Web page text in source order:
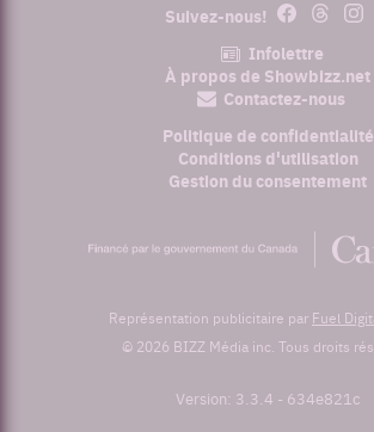
Suivez-nous! FacebookThreads
Infolettre
À propos de Showbizz.net
Contactez-nous
Politique de confidentialité
Conditions d'utilisation
Gestion du consentement
par
Canada
Représentation publicitaire par Fuel
© 2026 BIZZ Média inc. Tous droits
Version: 3.3.4 - 634e821c